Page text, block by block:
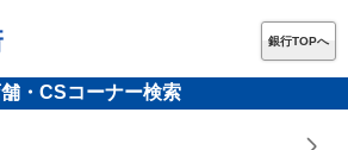
銀行TOPへ
舗・CSコーナー検索